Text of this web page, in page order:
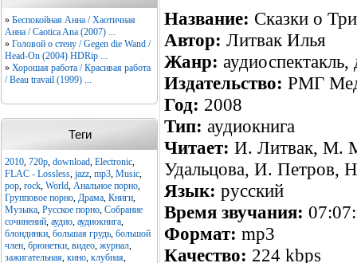
» Беспокойная Анна / Хаотичная
Анна / Caotica Ana (2007) ...
» Головой о стену / Gegen die Wand /
Head-On (2004) HDRip ...
» Хорошая работа / Красивая работа
/ Beau travail (1999) ...
Теги
2010, 720p, download, Electronic,
FLAC - Lossless, jazz, mp3, Music,
pop, rock, World, Анальное порно,
Групповое порно, Драма, Книги,
Музыка, Русское порно, Собрание
сочинений, аудио, аудиокнига,
блондинки, большая грудь, большой
член, брюнетки, видео, журнал,
зажигательная, кино, клубная,
Название: Сказки о
Автор: Литвак Илья
Жанр: аудиоспектакль,
Издательство: РМГ
Год: 2008
Тип: аудиокнига
Читает: И. Литвак, М.
Удальцова, И. Петров,
Язык: русский
Время звучания:
Формат: mp3
Качество: 224 kbps